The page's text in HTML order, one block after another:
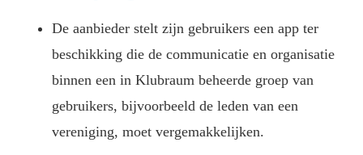
De aanbieder stelt zijn gebruikers een app ter
beschikking die de communicatie en organisatie
binnen een in Klubraum beheerde groep van
gebruikers, bijvoorbeeld de leden van een
vereniging, moet vergemakkelijken.